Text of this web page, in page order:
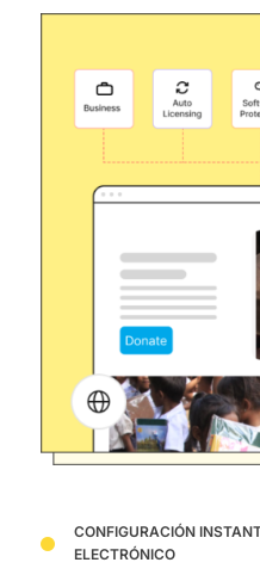
CONFIGURACIÓN
ELECTRÓNICO